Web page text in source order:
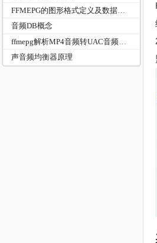
音频DB概念
声音频均衡器原理